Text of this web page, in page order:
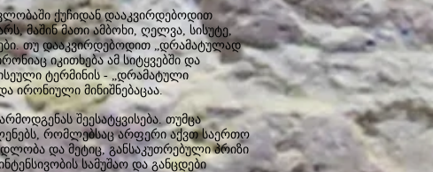
ქუჩიდან დააკვირდებოდით
მაშინ მათი ამბოხი, ღელვა, სისუტე,
თუ დააკვირდებოდით „დრამატულად
იკითხება ამ სიტყვებში და
ტერმინის - „დრამატული
ირონიული მინიშნებაცაა.
შეესატყვისება. თუმცა
რომლებსაც არფერი აქვთ საერთო
და მეტიც, განსაკუთრებული პრიზი
სამუშაო და განცდები